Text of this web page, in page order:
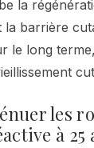
la
barrière
le long
les
à 25